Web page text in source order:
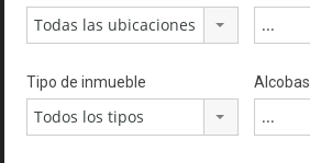
Todas las ubicaciones ...
Tipo de inmueble
Todos los tipos
Alcobas
...